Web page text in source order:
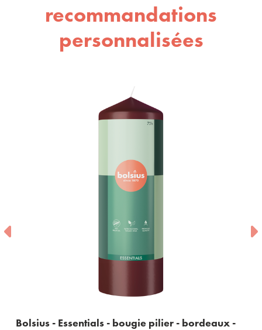
recommandations
personnalisées
- Essentials - bougie pilier - bordeaux -
Bolsius